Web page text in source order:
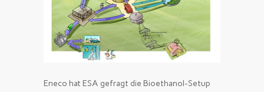
Eneco hat ESA gefragt die Bioethanol-Setup